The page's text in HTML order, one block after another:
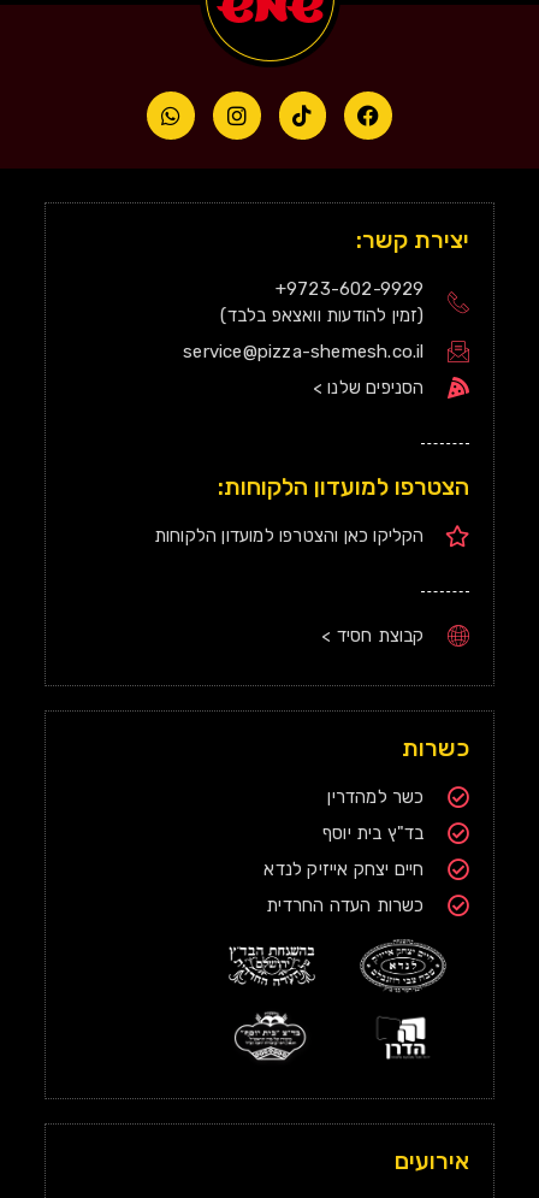
יצירת קשר:
9723-602-9929+
(זמין להודעות וואצאפ בלבד)
service@pizza-shemesh.co.il
הסניפים שלנו >
הצטרפו למועדון הלקוחות:
הקליקו כאן והצטרפו למועדון הלקוחות
קבוצת חסיד >
כשרות
כשר למהדרין
בד"ץ בית יוסף
חיים יצחק אייזיק לנדא
כשרות העדה החרדית
אירועים